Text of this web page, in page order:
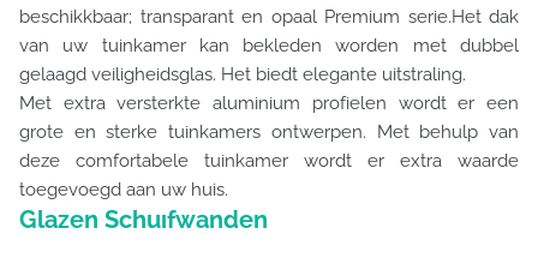
beschikkbaar; transparant en opaal Premium serie.Het dak
van uw tuinkamer kan bekleden worden met dubbel
gelaagd veiligheidsglas. Het biedt elegante uitstraling.
Met extra versterkte aluminium profielen wordt er een
grote en sterke tuinkamers ontwerpen. Met behulp van
deze comfortabele tuinkamer wordt er extra waarde
toegevoegd aan uw huis.
Glazen Schuıfwanden